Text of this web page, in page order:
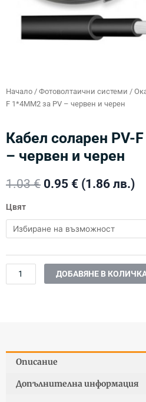
Начало / Фотоволтаични системи /
F 1*4MM2 за PV – червен и черен
Кабел соларен PV-
– червен и черен
1.03€ Original
1.03 €.
0.95 €Текущата
цена
0.95 €.
(1.86 лв.)
Цвят
количество
Кабел
соларен
PV-
F
1*4MM2
черен
ДОБАВЯНЕ В
Описание
Допълнителна информация